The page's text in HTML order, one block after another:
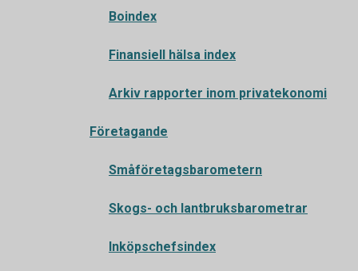
Boindex
Finansiell hälsa index
Arkiv rapporter inom privatekonomi
Företagande
Småföretagsbarometern
Skogs- och lantbruksbarometrar
Inköpschefsindex